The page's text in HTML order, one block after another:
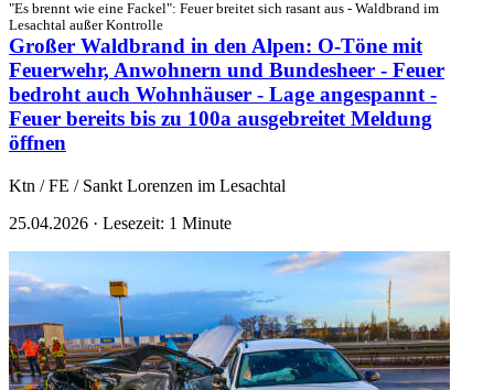
"Es brennt wie eine Fackel": Feuer breitet sich rasant aus - Waldbrand im
Lesachtal außer Kontrolle
Großer Waldbrand in den Alpen: O-Töne mit
Feuerwehr, Anwohnern und Bundesheer - Feuer
bedroht auch Wohnhäuser - Lage angespannt -
Feuer bereits bis zu 100a ausgebreitet Meldung
öffnen
Ktn / FE / Sankt Lorenzen im Lesachtal
25.04.2026 · Lesezeit: 1 Minute